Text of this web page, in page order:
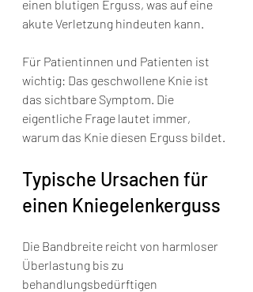
einen blutigen Erguss, was auf eine
akute Verletzung hindeuten kann.
Für Patientinnen und Patienten ist
wichtig: Das geschwollene Knie ist
das sichtbare Symptom. Die
eigentliche Frage lautet immer,
warum das Knie diesen Erguss bildet.
Typische Ursachen für
einen Kniegelenkerguss
Die Bandbreite reicht von harmloser
Überlastung bis zu
behandlungsbedürftigen